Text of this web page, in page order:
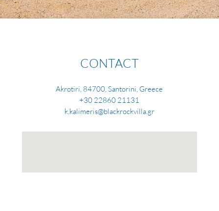
CONTACT
Akrotiri, 84700, Santorini, Greece
+30 22860 21131
k.kalimeris@blackrockvilla.gr